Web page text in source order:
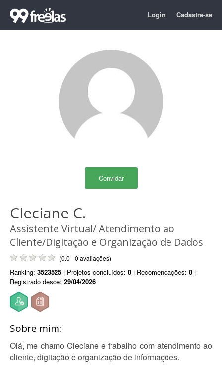
Login Cadastre-se
Convidar
Cleciane C.
Assistente Virtual/ Atendimento ao
Cliente/Digitação e Organização de Dados
(0.0 - 0 avaliações)
Ranking: 3523525 | Projetos concluídos: 0 | Recomendações: 0 |
Registrado desde: 29/04/2026
Sobre mim:
Olá, me chamo Cleciane e trabalho com atendimento ao
cliente, digitação e organização de informações.